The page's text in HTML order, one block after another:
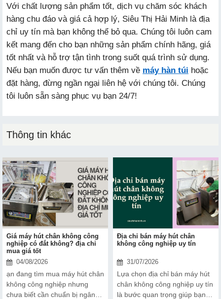
Với chất lượng sản phẩm tốt, dịch vụ chăm sóc khách
hàng chu đáo và giá cả hợp lý, Siêu Thị Hải Minh là địa
chỉ uy tín mà bạn không thể bỏ qua. Chúng tôi luôn cam
kết mang đến cho bạn những sản phẩm chính hãng, giá
tốt nhất và hỗ trợ tận tình trong suốt quá trình sử dụng.
Nếu bạn muốn được tư vấn thêm về máy hàn túi hoặc
đặt hàng, đừng ngần ngại liên hệ với chúng tôi. Chúng
tôi luôn sẵn sàng phục vụ bạn 24/7!
Thông tin khác
Giá máy hút chân không công
nghiệp có đắt không? địa chỉ
mua giá tốt
04/08/2026
ạn đang tìm mua máy hút chân
không công nghiệp nhưng
chưa biết cần chuẩn bị ngân
Địa chỉ bán máy hút chân
không công nghiệp uy tín
31/07/2026
Lựa chọn địa chỉ bán máy hút
chân không công nghiệp uy tín
là bước quan trọng giúp bạn